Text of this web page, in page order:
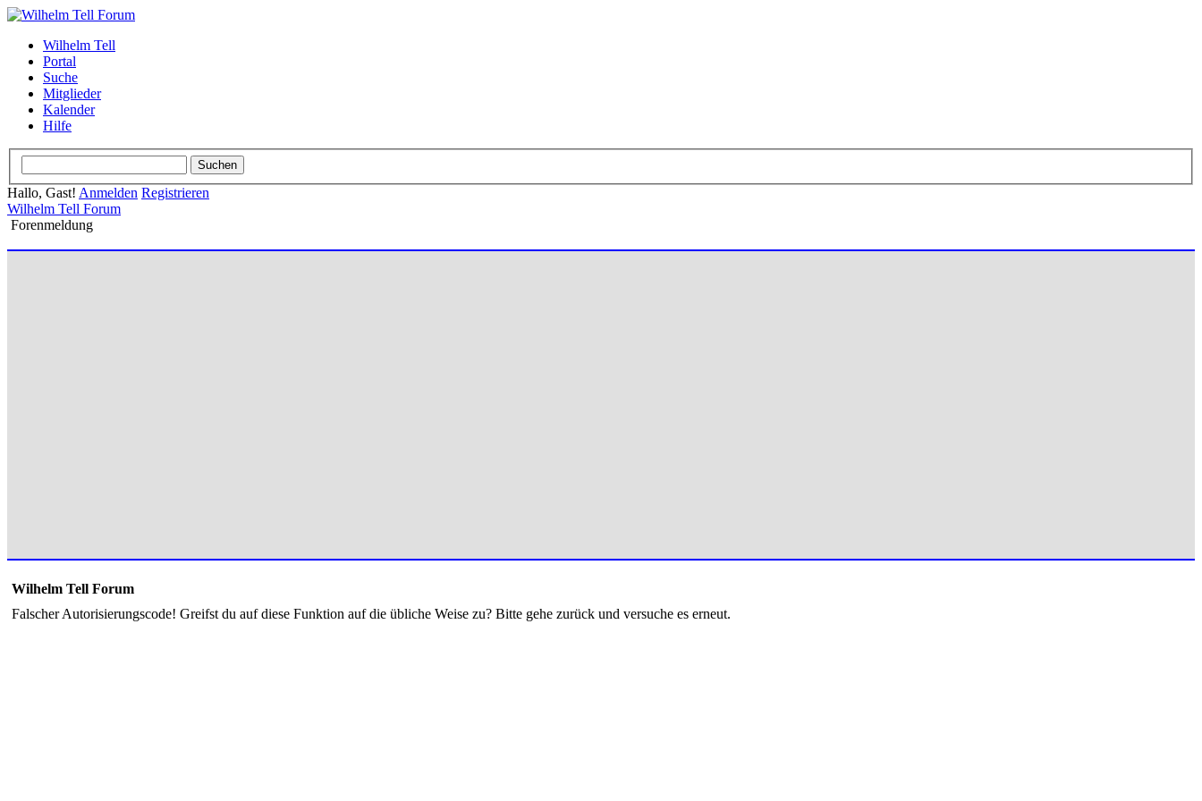
Wilhelm Tell
Portal
Suche
Mitglieder
Kalender
Hilfe
Hallo, Gast! Anmelden Registrieren
Wilhelm Tell Forum
Forenmeldung
Wilhelm Tell Forum
Falscher Autorisierungscode! Greifst du auf diese Funktion auf die übliche Weise zu? Bitte gehe zurück und versuche es erneut.